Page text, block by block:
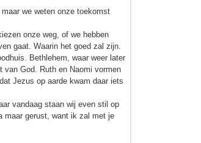
we weten onze toekomst
onze weg, of we hebben
gaat. Waarin het goed zal zijn.
Bethlehem, waar weer later
van God. Ruth en Naomi vormen
Jezus op aarde kwam daar iets
vandaag staan wij even stil op
maar gerust, want ik zal met je